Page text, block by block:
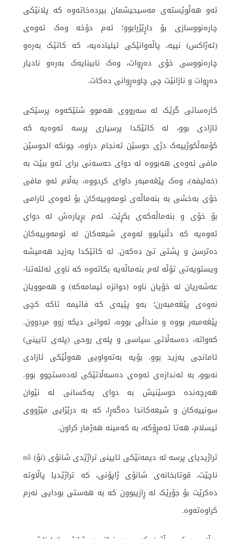
ئەو هەڵوێستەی مەسیحیشمان بیردەخاتەوە کە پلانێکی
چارەنووسازی بۆ داڕێژرابوو؛ ئەم دۆخە وەک ئەوەی
(ئەژاکس) نییە، پاڵەوانێکی ئیلیادەیە، کە کاتێک بەرەو
چارەنووسی خۆی دەڕوات، وەک نابینایەک بەرەو نادیار
دەڕوات و نازانێت چی چاوەڕوانی دەکات.
کارەساتی گرێک لە سەرووی هەموو شتێکەوە پرسێکی
ئازادی بوو، لە کاتێکدا پرسیاری پرسە ئەوەیە کە
کۆمەڵکوژییەک دژی حوسێن ئەنجام دراوە، چونکە الحوسێن
مافی ئەوەی هەبووە لە دوای حەسەنی برای ئەو ببێت بە
(خەلیفە)، وەک پێغەمبەر داوای کردووە، بەڵام ئەو مافی
خۆی بەخشی بە بنەماڵەی ئومەوییەکان بۆ ئەوەی ئارامی
بۆ خۆی و بنەماڵەکەی بکڕێت. ئەم بڕیارەش لە دوای
ئەوەیە کە دڵنیابوو لەوەی شیعەکان لە ئومەوییەکان
دەترسن و پشتی تێ دەکەن. لە کاتێکدا یەزید هەمیشە
ویستویەتی تۆڵە لەم بنەماڵەیە بکاتەوە کە ناوی ئەلئەتنا-
عەشەریان لە خۆیان ناوە (دوانزە ئیمامەکە) و هەموویان
نەوەی پێغەمبەرن؛ بەو پێیەی کە فاتیمە تاکە کچی
پێغەمبەر بووە و منداڵی بووە، ئەوانی دیکە زوو مردوون.
کەواتە، دەسەڵاتی سیاسی و پلەی روحی (پلەی ئایینی)
ئامانجی یەزید بوو. بۆیە بەتەواویی هەوڵێکی ئازادی
نەبوو، بە ئەندازەی ئەوەی دەسەڵاتێکی لەدەستچوو بوو.
هەرچەندە حوسێنیش بە دوای یەکسانی لە نێوان
سونییەکان و شیعەکاندا دەگەڕا، کە بە درێژایی مێژووی
ئیسلام، هەتا ئەمڕۆکە، بە کەمینە هەژمار کراون.
تراژیدیای پرسە لە دیمەنێکی ئایینی تراژێدی شانۆی (نۆ) nô
ناچێت، قوتابخانەی شانۆی ژاپۆنی، کە تراژێدیا پاڵاوتە
دەکرێت بۆ جۆرێک لە ڕازیبوون کە بە هەستی بودایی نەرم
کراوەتەوە.